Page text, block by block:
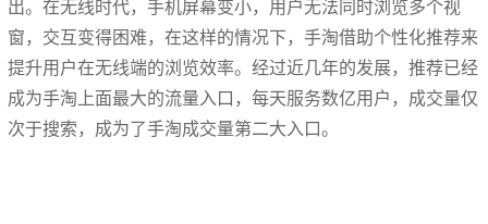
出。在无线时代，手机屏幕变小，用户无法同时浏览多个视
窗，交互变得困难，在这样的情况下，手淘借助个性化推荐来
提升用户在无线端的浏览效率。经过近几年的发展，推荐已经
成为手淘上面最大的流量入口，每天服务数亿用户，成交量仅
次于搜索，成为了手淘成交量第二大入口。